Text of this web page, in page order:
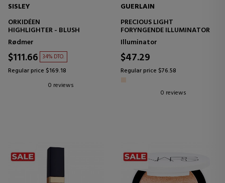
SISLEY
ORKIDÉEN
HIGHLIGHTER - BLUSH
Rødmer
$111.66 34% DTO.
Regular price $169.18
0 reviews
GUERLAIN
PRECIOUS LIGHT
FORYNGENDE ILLUMINATOR
Illuminator
$47.29
Regular price $76.58
0 reviews